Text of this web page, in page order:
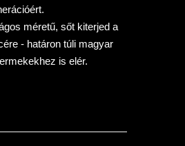
méretű, sőt kiterjed a
- határon túli magyar
is elér.